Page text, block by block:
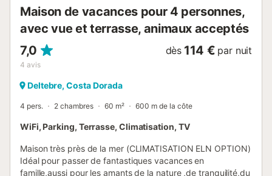
Maison de vacances pour 4 personnes,
avec vue et terrasse, animaux acceptés
7,0
4 avis
dès 114 € par nuit
Deltebre, Costa Dorada
4 pers. 2 chambres 60 m² 600 m de la côte
WiFi, Parking, Terrasse, Climatisation, TV
Maison très près de la mer (CLIMATISATION ELN OPTION)
Idéal pour passer de fantastiques vacances en
famille,aussi pour les amants de la nature ,de tranquilité,du